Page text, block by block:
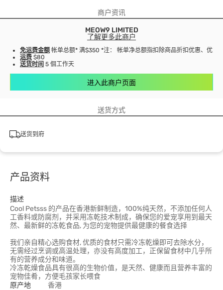
商户资讯
MEOW9 LIMITED
了解更多此商户
免运费金额 帐单总额* 满$350 *注： 帐单净总额指扣除商品折扣优惠、优惠
运费 $80
送货时间 5 個工作天
进入此商户页面
送货方式
送货到府
产品资料
描述
Cool Petsss 的产品在香港新鲜制造，100%纯天然，不添加任何人
工香料或防腐剂，并采用冻乾技术制成，确保您的爱宠享用到最天
然、最新鲜的冻乾食品, 为您的宠物提供最健康的餐食选择
我们亲自精心选购食材, 优质的食材只需冷冻乾燥即可去除水分，
无需经过烹调或高温处理，亦没有高度加工，正保留食材中几乎所
有的营养成分和味道。
冷冻乾燥食品具有很高的生物价值，是天然、健康而且营养丰富的
宠物佳肴，方便毛孩家长喂食
原产地
香港